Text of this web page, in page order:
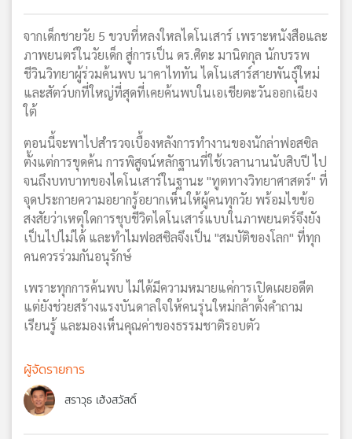
จากเด็กชายวัย 5 ขวบที่หลงใหลไดโนเสาร์ เพราะหนังสือและ
ภาพยนตร์ในวัยเด็ก สู่การเป็น ดร.ศิตะ มานิตกุล นักบรรพ
ชีวินวิทยาผู้ร่วมค้นพบ นาคาไททัน ไดโนเสาร์สายพันธุ์ใหม่
และสัตว์บกที่ใหญ่ที่สุดที่เคยค้นพบในเอเชียตะวันออกเฉียง
ใต้
ตอนนี้จะพาไปสำรวจเบื้องหลังการทำงานของนักล่าฟอสซิล
ตั้งแต่การขุดค้น การพิสูจน์หลักฐานที่ใช้เวลานานนับสิบปี ไป
จนถึงบทบาทของไดโนเสาร์ในฐานะ "ทูตทางวิทยาศาสตร์" ที่
จุดประกายความอยากรู้อยากเห็นให้ผู้คนทุกวัย พร้อมไขข้อ
สงสัยว่าเหตุใดการชุบชีวิตไดโนเสาร์แบบในภาพยนตร์จึงยัง
เป็นไปไม่ได้ และทำไมฟอสซิลจึงเป็น "สมบัติของโลก" ที่ทุก
คนควรร่วมกันอนุรักษ์
เพราะทุกการค้นพบ ไม่ได้มีความหมายแค่การเปิดเผยอดีต
แต่ยังช่วยสร้างแรงบันดาลใจให้คนรุ่นใหม่กล้าตั้งคำถาม
เรียนรู้ และมองเห็นคุณค่าของธรรมชาติรอบตัว
ผู้จัดรายการ
สราวุธ เฮ้งสวัสดิ์